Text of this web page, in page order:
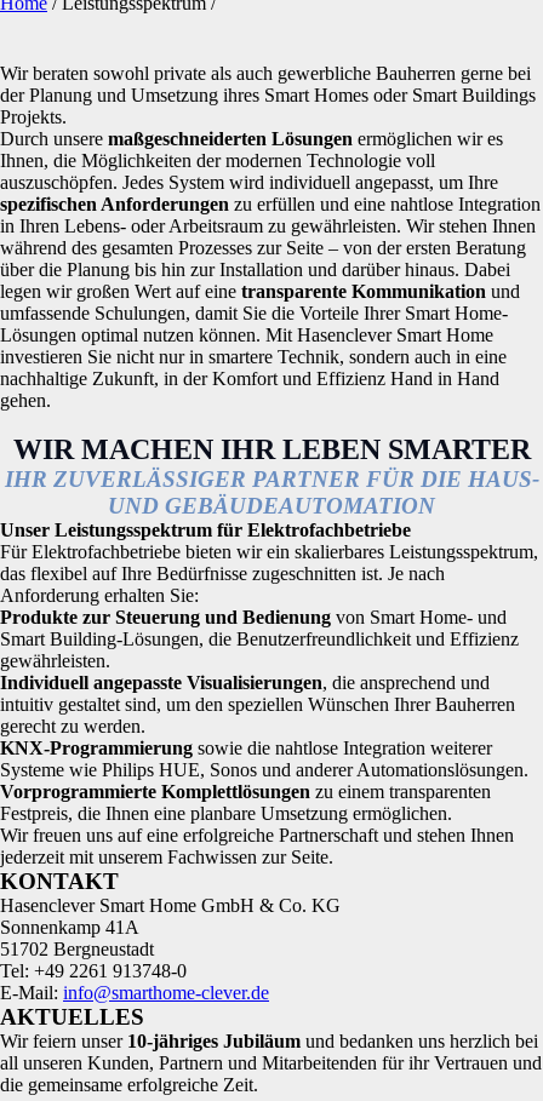
Wir beraten sowohl private als auch gewerbliche Bauherren gerne bei
der Planung und Umsetzung ihres Smart Homes oder Smart Buildings
Projekts.
Durch unsere maßgeschneiderten Lösungen ermöglichen wir es
Ihnen, die Möglichkeiten der modernen Technologie voll
auszuschöpfen. Jedes System wird individuell angepasst, um Ihre
spezifischen Anforderungen zu erfüllen und eine nahtlose Integration
in Ihren Lebens- oder Arbeitsraum zu gewährleisten. Wir stehen Ihnen
während des gesamten Prozesses zur Seite – von der ersten Beratung
über die Planung bis hin zur Installation und darüber hinaus. Dabei
legen wir großen Wert auf eine transparente Kommunikation und
umfassende Schulungen, damit Sie die Vorteile Ihrer Smart Home-
Lösungen optimal nutzen können. Mit Hasenclever Smart Home
investieren Sie nicht nur in smartere Technik, sondern auch in eine
nachhaltige Zukunft, in der Komfort und Effizienz Hand in Hand
gehen.
WIR MACHEN IHR LEBEN SMARTER
IHR ZUVERLÄSSIGER PARTNER FÜR DIE HAUS-
UND GEBÄUDEAUTOMATION
Unser Leistungsspektrum für Elektrofachbetriebe
Für Elektrofachbetriebe bieten wir ein skalierbares Leistungsspektrum,
das flexibel auf Ihre Bedürfnisse zugeschnitten ist. Je nach
Anforderung erhalten Sie:
Produkte zur Steuerung und Bedienung von Smart Home- und
Smart Building-Lösungen, die Benutzerfreundlichkeit und Effizienz
gewährleisten.
Individuell angepasste Visualisierungen, die ansprechend und
intuitiv gestaltet sind, um den speziellen Wünschen Ihrer Bauherren
gerecht zu werden.
KNX-Programmierung sowie die nahtlose Integration weiterer
Systeme wie Philips HUE, Sonos und anderer Automationslösungen.
Vorprogrammierte Komplettlösungen zu einem transparenten
Festpreis, die Ihnen eine planbare Umsetzung ermöglichen.
Wir freuen uns auf eine erfolgreiche Partnerschaft und stehen Ihnen
jederzeit mit unserem Fachwissen zur Seite.
KONTAKT
Hasenclever Smart Home GmbH & Co. KG
Sonnenkamp 41A
51702 Bergneustadt
Tel: +49 2261 913748-0
E-Mail: info@smarthome-clever.de
AKTUELLES
Wir feiern unser 10‑jähriges Jubiläum und bedanken uns herzlich bei
all unseren Kunden, Partnern und Mitarbeitenden für ihr Vertrauen und
die gemeinsame erfolgreiche Zeit.